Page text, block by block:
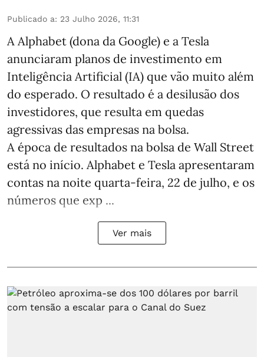
Publicado a: 23 Julho 2026, 11:31
A Alphabet (dona da Google) e a Tesla
anunciaram planos de investimento em
Inteligência Artificial (IA) que vão muito além
do esperado. O resultado é a desilusão dos
investidores, que resulta em quedas
agressivas das empresas na bolsa.
A época de resultados na bolsa de Wall Street
está no início. Alphabet e Tesla apresentaram
contas na noite quarta-feira, 22 de julho, e os
números que exp ...
Ver mais